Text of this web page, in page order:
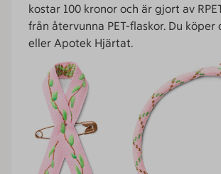
kostar 100 kronor och är gjort av
från återvunna PET-flaskor. Du köper
eller Apotek Hjärtat.